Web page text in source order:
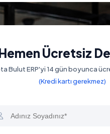
Ücretsiz
Bulut ERP'yi 14 gün boyunca
(Kredi kartı gerekmez)